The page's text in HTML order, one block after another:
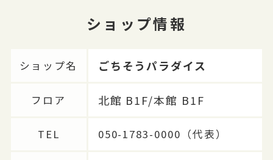
ショップ情報
ショップ名 ごちそうパラダイス
フロア 北館 B1F/本館 B1F
TEL 050-1783-0000（代表）